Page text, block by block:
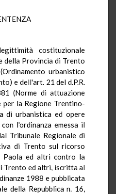
costituzionale
della Provincia di Trento
urbanistico
e dell'art. 21 del d.P.R.
(Norme di attuazione
per la Regione Trentino-
di urbanistica ed opere
l'ordinanza emessa il
Tribunale Regionale di
di Trento sul ricorso
Paola ed altri contro la
Trento ed altri, iscritta al
1988 e pubblicata
della Repubblica n. 16,